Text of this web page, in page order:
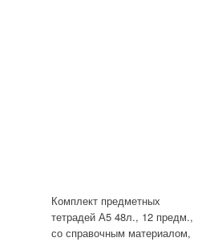
Комплект предметных
тетрадей А5 48л., 12 предм.,
со справочным материалом,